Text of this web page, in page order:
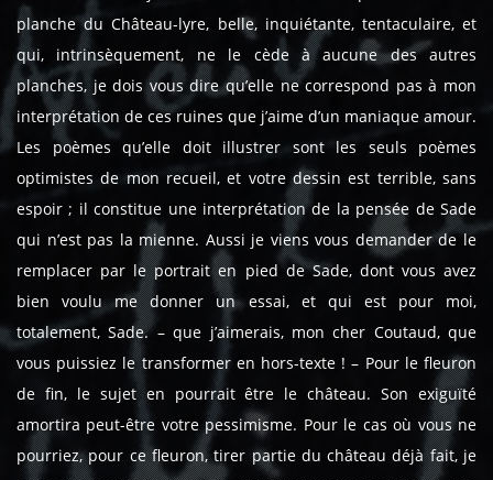
planche du Château-lyre, belle, inquiétante, tentaculaire, et
qui, intrinsèquement, ne le cède à aucune des autres
planches, je dois vous dire qu’elle ne correspond pas à mon
interprétation de ces ruines que j’aime d’un maniaque amour.
Les poèmes qu’elle doit illustrer sont les seuls poèmes
optimistes de mon recueil, et votre dessin est terrible, sans
espoir ; il constitue une interprétation de la pensée de Sade
qui n’est pas la mienne. Aussi je viens vous demander de le
remplacer par le portrait en pied de Sade, dont vous avez
bien voulu me donner un essai, et qui est pour moi,
totalement, Sade. – que j’aimerais, mon cher Coutaud, que
vous puissiez le transformer en hors-texte ! – Pour le fleuron
de fin, le sujet en pourrait être le château. Son exiguïté
amortira peut-être votre pessimisme. Pour le cas où vous ne
pourriez, pour ce fleuron, tirer partie du château déjà fait, je